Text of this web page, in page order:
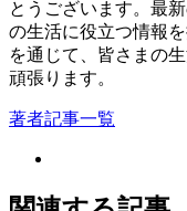
とうございます。最
の生活に役立つ情報
を通じて、皆さまの
頑張ります。
著者記事一覧